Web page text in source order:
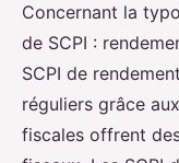
Concernant la
de SCPI :
SCPI de
réguliers grâce
fiscales offrent